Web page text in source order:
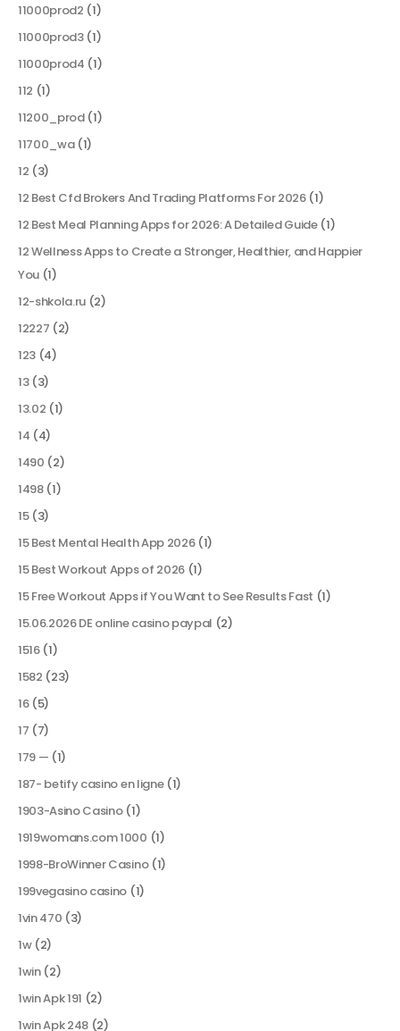
11000prod2 (1)
11000prod3(1)
11000prod4 (1)
112 (1)
11200_prod(1)
11700_wa(1)
12 (3)
12 Best Cfd Brokers And Trading Platforms For 2026(1)
12 Best Meal Planning Apps for 2026: A Detailed Guide(1)
12 Wellness Apps to Create a Stronger, Healthier, and Happier
You (1)
12-shkola.ru (2)
12227 (2)
123 (4)
13(3)
13.02 (1)
14 (4)
1490 (2)
1498(1)
15(3)
15 Best Mental Health App 2026(1)
15 Best Workout Apps of 2026(1)
15 Free Workout Apps if You Want to See Results Fast (1)
15.06.2026 DE online casino paypal (2)
1516(1)
1582 (23)
16(5)
17 (7)
179 — (1)
187- betify casino en ligne(1)
1903-Asino Casino(1)
1919womans.com 1000 (1)
1998-BroWinner Casino(1)
199vegasino casino (1)
1vin 470 (3)
1w(2)
1win(2)
1win Apk 191 (2)
1win Apk 248 (2)